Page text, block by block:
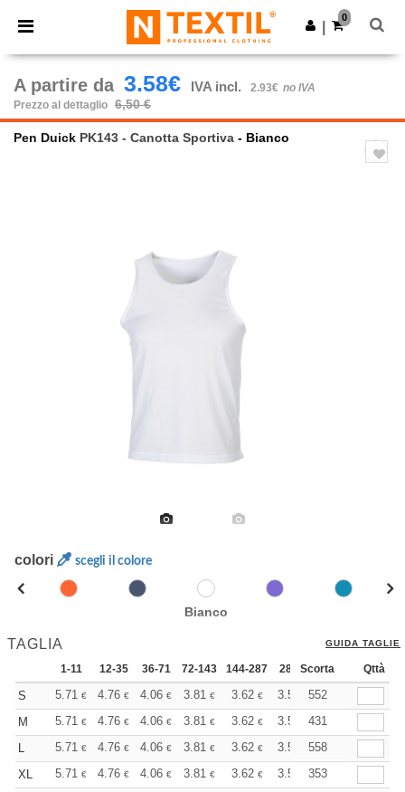
× App Ntextil
Prezzi migliori sull'app!
Scarica app
0
A partire da 3.58€ IVA incl. 2.93€ no IVA
Prezzo al dettaglio 6,50 €
Pen Duick PK143 - Canotta Sportiva - Bianco
colori scegli il colore
Bianco
TAGLIA GUIDA TAGLIE
1-11 12-35 36-71 72-143 144-287 288 + Altri
Scorta Qttà
S 5.71 € 4.76 € 4.06 € 3.81 € 3.62 € 3.58 €552
M
5.71 € 4.76 € 4.06 € 3.81 € 3.62 € 3.58 €431
L
5.71 € 4.76 € 4.06 € 3.81 € 3.62 € 3.58 €558
XL
5.71 € 4.76 € 4.06 € 3.81 € 3.62 € 3.58 €353